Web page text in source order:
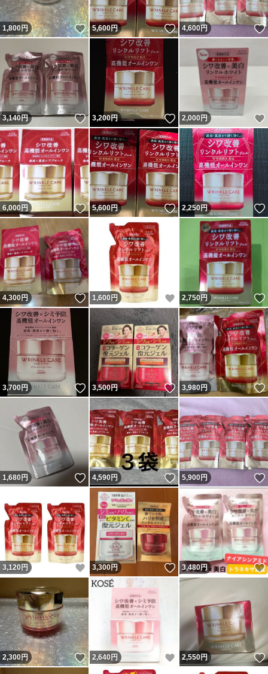
1,800円 いいね！
5,600円 いいね！
4,600円
3,140円 いいね！
3,200円 いいね！
2,000円
6,000円 いいね！
5,600円 いいね！
2,250円
4,300円 いいね！
1,600円 いいね！
2,750円
3,700円 いいね！
3,500円 いいね！
3,980円
1,680円 いいね！
4,590円 いいね！
5,900円
3,120 円 いいね！
3,300円 いいね！
3,480円
2,300円 いいね！
2,640円 いいね！
2,550円